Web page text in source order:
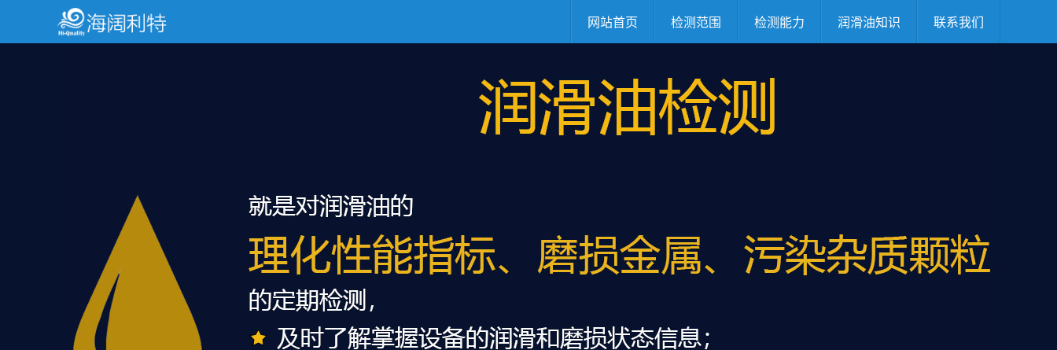
网站首页 检测范围 检测能力 润滑油知识 联系我们